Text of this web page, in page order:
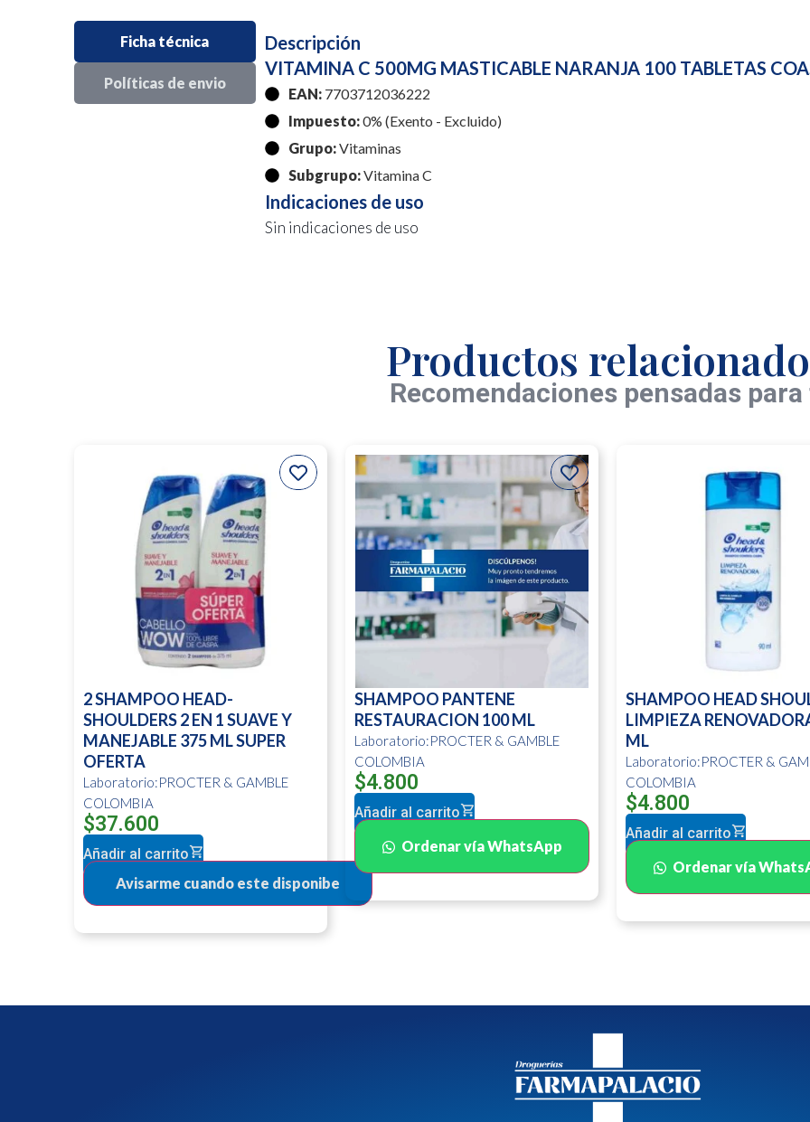
Ficha técnica
Políticas de envio
Descripción
VITAMINA C 500MG MASTICABLE NARANJA 100 TABLETAS
EAN:7703712036222
Impuesto:0% (Exento - Excluido)
Grupo:Vitaminas
Subgrupo:Vitamina C
Indicaciones de uso
Sin indicaciones de uso
Productos
Recomendaciones pensadas
2 SHAMPOO HEAD-
SHOULDERS 2 EN 1 SUAVE Y
MANEJABLE 375 ML SUPER
OFERTA
Laboratorio:PROCTER & GAMBLE
COLOMBIA
$37.600
Añadir al carrito
SHAMPOO PANTENE
RESTAURACION 100 ML
Laboratorio:PROCTER & GAMBLE
COLOMBIA
$4.800
Añadir al carrito
Ordenar vía WhatsApp
SHAMPOO HEAD
LIMPIEZA
ML
Laboratorio:PROCTER &
COLOMBIA
$4.800
Añadir al carrito
Ordenar vía